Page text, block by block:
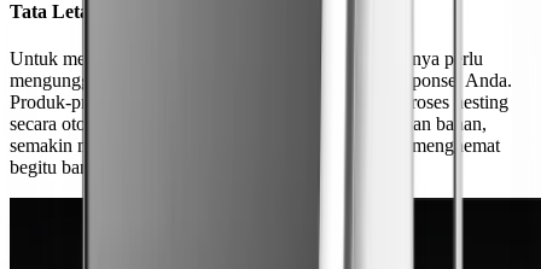
Tata Letak Sisa Bahan Yang Cerdas
Untuk mengoptimalkan penggunaan bahan, Anda hanya perlu
mengunggah foto sisa bahan ke sistem kontrol lewat ponsel Anda.
Produk-produk Seri A mampu mengatur posisi dan proses nesting
secara otomatis. Semakin tinggi persentase penggunaan bahan,
semakin murah pula proses produksinya. Anda akan menghemat
begitu banyak uang.